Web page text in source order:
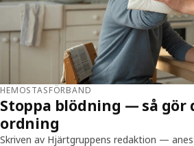
HEMOSTASFÖRBAND
Stoppa blödning — så gör
ordning
Skriven av Hjärtgruppens redaktion —